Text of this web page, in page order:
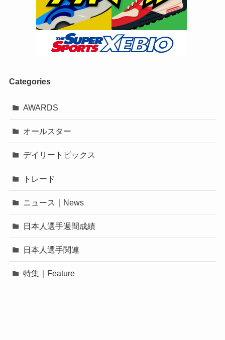
Categories
AWARDS
オールスター
デイリートピックス
トレード
ニュース｜News
日本人選手週間成績
日本人選手関連
特集｜Feature